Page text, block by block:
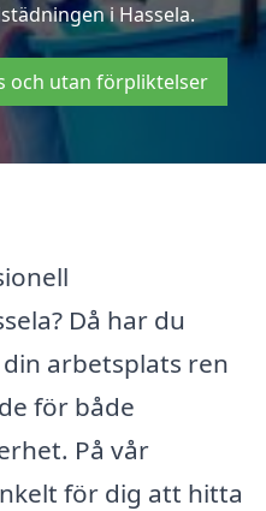
i Hassela.
och utan förpliktelser
Då har du
arbetsplats ren
för både
På vår
för dig att hitta